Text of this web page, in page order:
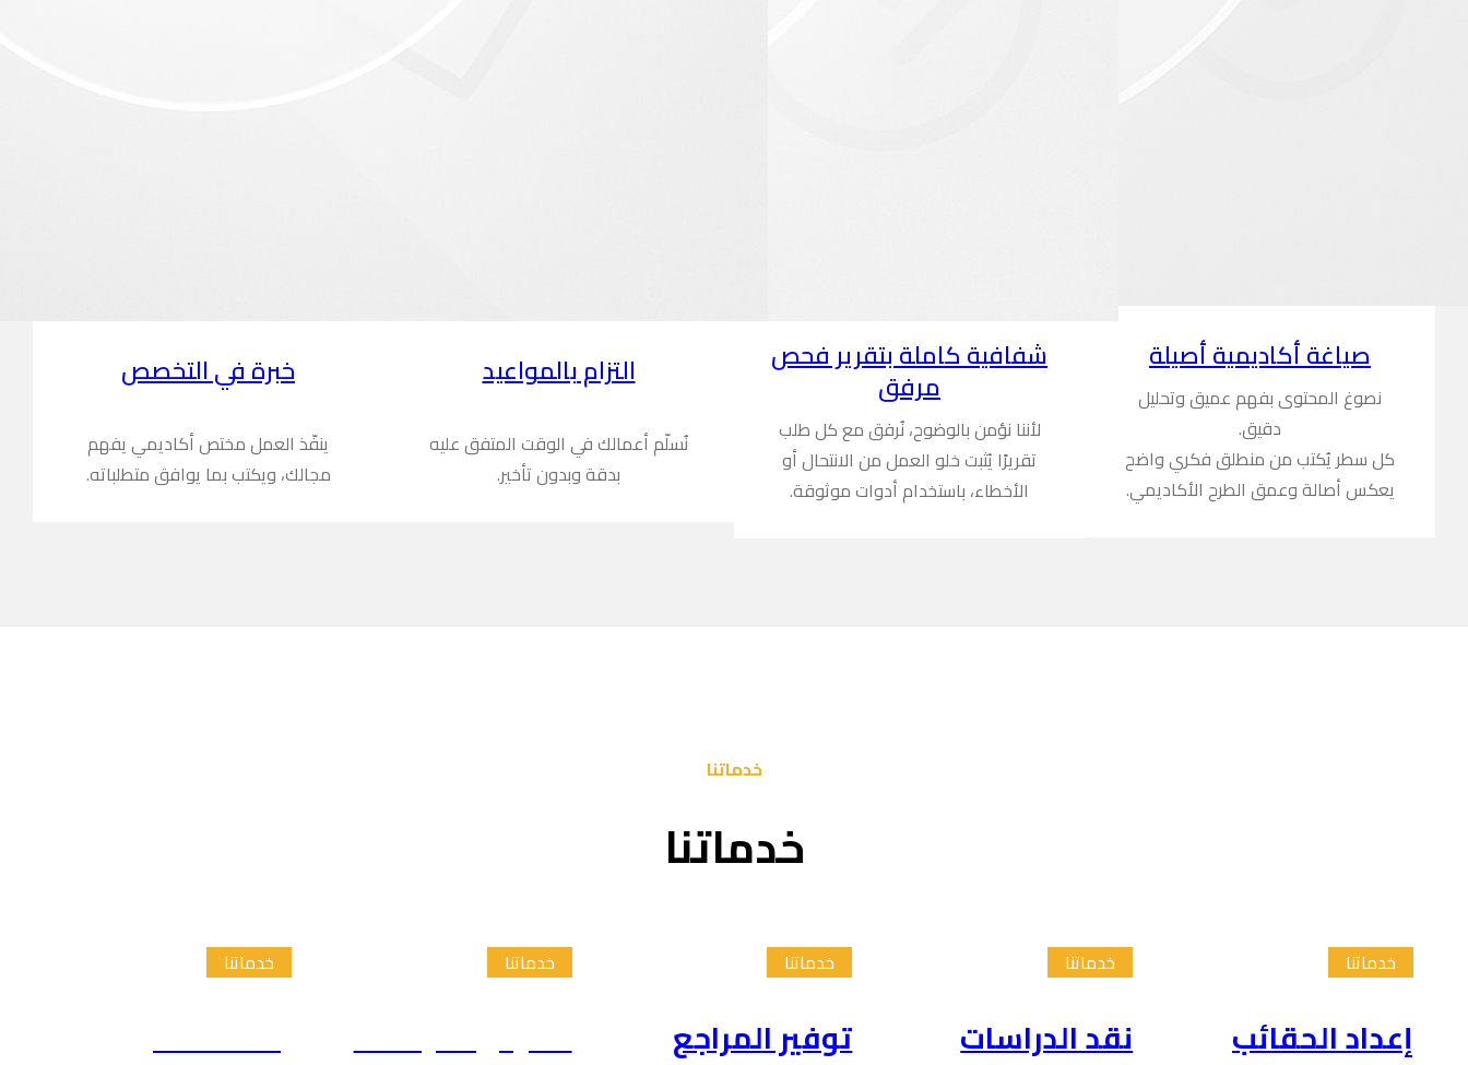
صياغة أكاديمية أصيلة
نصوغ المحتوى بفهم عميق وتحليل
دقيق.
كل سطر يُكتب من منطلق فكري واضح
يعكس أصالة وعمق الطرح الأكاديمي.
شفافية كاملة بتقرير فحص
مرفق
لأننا نؤمن بالوضوح، نُرفق مع كل طلب
تقريرًا يُثبت خلو العمل من الانتحال أو
الأخطاء، باستخدام أدوات موثوقة.
التزام بالمواعيد
نُسلّم أعمالك في الوقت المتفق عليه
بدقة وبدون تأخير.
خبرة في التخصص
ينفّذ العمل مختص أكاديمي يفهم
مجالك، ويكتب بما يوافق متطلباته.
خدماتنا
خدماتنا
خدماتنا
إعداد الحقائب
خدماتنا
نقد الدراسات
خدماتنا
توفير المراجع
خدماتنا
تلخيص الدراسات
خدماتنا
إعداد الاطار